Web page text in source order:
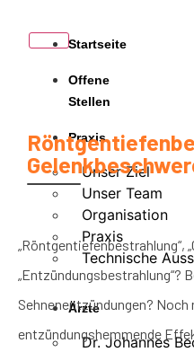
Startseite
Offene
Stellen
Praxis
Unser Ziel
Unser Team
Organisation
Praxis
Technische
Ärzte
Dr. Johannes
„Röntgentiefenbestrahlung“,
„Entzündungsbestrahlung“?
Sehnenentzündungen?
entzündungshemmende